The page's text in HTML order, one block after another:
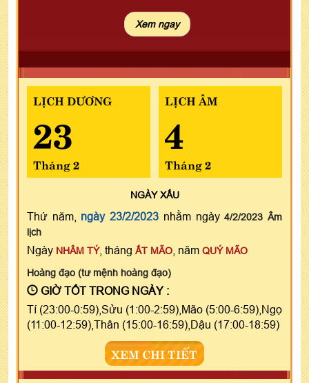
LỊCH DƯƠNG
23
Tháng 2
LỊCH ÂM
4
Tháng 2
NGÀYXẤU
Thứ năm, ngày 23/2/2023 nhằm ngày4/2/2023 Âm
lịch
Ngày NHÂM TÝ, tháng ẤT MÃO , năm QUÝ MÃO
Hoàng đạo (tư mệnh hoàng đạo)
GIỜ TỐT TRONG NGÀY :
Tí (23:00-0:59),Sửu (1:00-2:59),Mão (5:00-6:59),Ngọ
(11:00-12:59),Thân (15:00-16:59),Dậu (17:00-18:59)
XEM CHI TIẾT